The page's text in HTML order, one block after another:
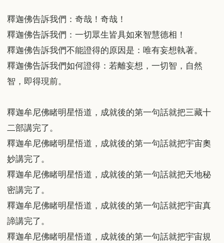
釋迦佛告訴我們：奇哉！奇哉！
釋迦佛告訴我們：一切眾生皆具如來智慧德相！
釋迦佛告訴我們不能證得的原因是：唯有妄想執著。
釋迦佛告訴我們如何證得：若離妄想，一切智，自然
智，即得現前。
釋迦牟尼佛睹明星悟道，成就後的第一句話就把三藏十
二部講完了。
釋迦牟尼佛睹明星悟道，成就後的第一句話就把宇宙奧
妙講完了。
釋迦牟尼佛睹明星悟道，成就後的第一句話就把天地秘
密講完了。
釋迦牟尼佛睹明星悟道，成就後的第一句話就把宇宙真
諦講完了。
釋迦牟尼佛睹明星悟道，成就後的第一句話就把宇宙規